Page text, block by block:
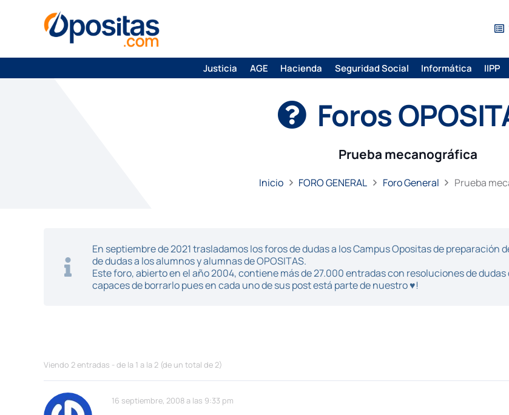
Justicia AGE Hacienda Seguridad Social Informática IIPP
Foros
Prueba mecanográfica
Inicio FORO GENERAL Foro General Prueba
En septiembre de 2021 trasladamos los foros de dudas a los Campus Opositas de
de dudas a los alumnos y alumnas de OPOSITAS.
Este foro, abierto en el año 2004, contiene más de 27.000 entradas con resoluciones de
capaces de borrarlo pues en cada uno de sus post está parte de nuestro ♥!
Viendo 2 entradas - de la 1 a la 2 (de un total de 2)
16 septiembre, 2008 a las 9:33 pm